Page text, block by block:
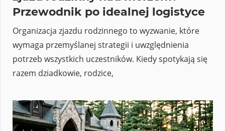
Przewodnik po idealnej logistyce
Organizacja zjazdu rodzinnego to wyzwanie, które
wymaga przemyślanej strategii i uwzględnienia
potrzeb wszystkich uczestników. Kiedy spotykają się
razem dziadkowie, rodzice,